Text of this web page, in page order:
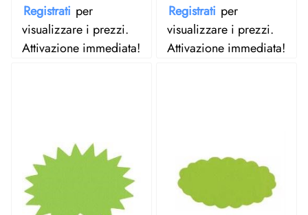
Registrati per
visualizzare i prezzi.
Attivazione immediata!
Registrati per
visualizzare i prezzi.
Attivazione immediata!